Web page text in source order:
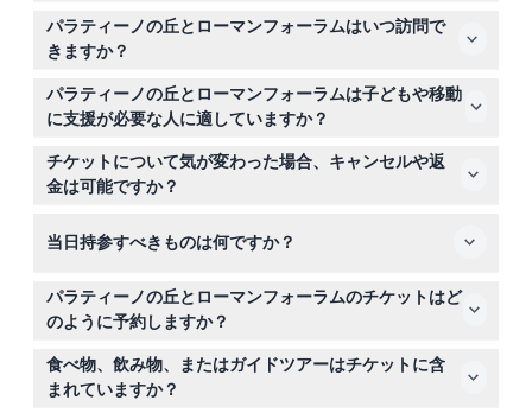
チケットにはパラティーノの丘、ローマンフォーラム、パ
ラティーノ博物館、アウグストゥスの家、ドムス・ティベ
リアーナへの入場が含まれており、古代ローマに関する
25分のマルチメディアビデオも鑑賞できます。
パラティーノの丘とローマンフォーラムはいつ訪問で
きますか？
訪問地は毎日午前8時30分から日没の1時間前まで営業し
ており、閉鎖時間は季節により異なります：10月下旬か
ら3月下旬までは午後4時30分まで、3月下旬から10月下
旬までは午後7時15分まで（変動の可能性あり—予約時に
ご確認ください）。
パラティーノの丘とローマンフォーラムは子どもや移動
に支援が必要な人に適していますか？
はい、ベビーカーや車椅子でのアクセスが可能です。0歳
から5歳の子どもは無料で入場できますが、有料の大人の
付き添いが必要です。
チケットについて気が変わった場合、キャンセルや返
金は可能ですか？
不可でキャンセルもできません。オンライン予約時には日
当日持参すべきものは何ですか？
子どもの身分証明書またはパスポートを持参してくださ
い。これらは必要とされる場合があります。また、全ての
来場者と荷物に対してセキュリティチェックが行われるこ
とを予期してください。
パラティーノの丘とローマンフォーラムのチケットはど
のように予約しますか？
このウェブサイト上で簡単にチケットをオンライン予約で
き、予約時に希望の日付と時間を選択できます。
食べ物、飲み物、またはガイドツアーはチケットに含
まれていますか？